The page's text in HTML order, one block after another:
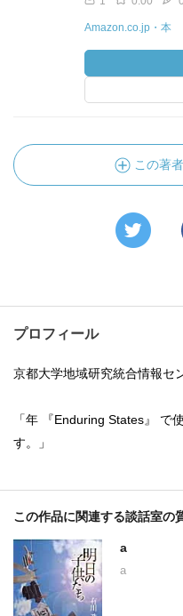
Amazon.co.jp・本
この著
プロフィール
京都大学地域研究統合情報
「年 『Enduring States』 で
す。」
この作品に関連する談話室の
a
a